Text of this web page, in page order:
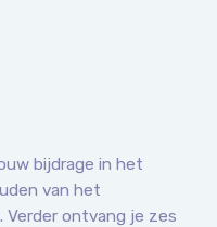
bijdrage in het
van het
Verder ontvang je zes